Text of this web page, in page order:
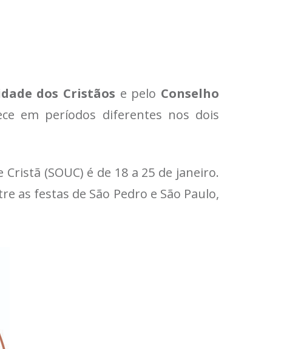
dos Cristãos e pelo Conselho
em períodos diferentes nos dois
(SOUC) é de 18 a 25 de janeiro.
as festas de São Pedro e São Paulo,